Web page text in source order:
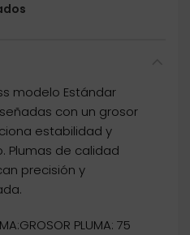
modelo Estándar
con un grosor
estabilidad y
Plumas de calidad
precisión y
PLUMA: 75